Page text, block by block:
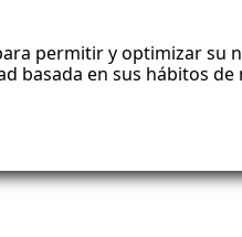
permitir y optimizar
basada en sus hábitos